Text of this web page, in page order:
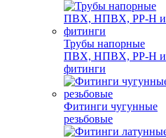
Трубы напорные
ПВХ, НПВХ, PP-H и
фитинги
Фитинги чугунные
резьбовые